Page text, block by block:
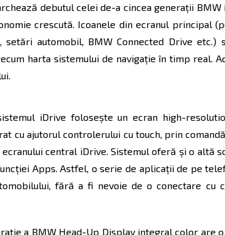
debutul celei de-a cincea generaţii BMW
crescută. Icoanele din ecranul principal
setări automobil, BMW Connected Drive etc.)
harta sistemului de navigaţie în timp real.
iDrive foloseşte un ecran high-
cu ajutorul controlerului cu touch, prin
central iDrive. Sistemul oferă şi o altă
Apps. Astfel, o serie de aplicaţii de pe
fără a fi nevoie de o conectare cu
a BMW Head-Up Display integral color are